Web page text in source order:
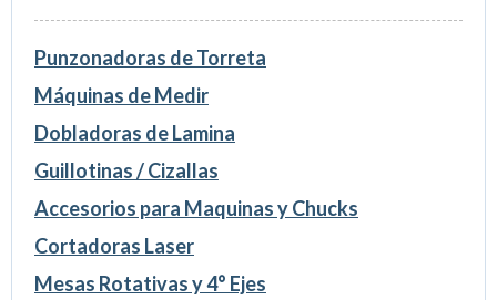
Punzonadoras de Torreta
Máquinas de Medir
Dobladoras de Lamina
Guillotinas / Cizallas
Accesorios para Maquinas y Chucks
Cortadoras Laser
Mesas Rotativas y 4° Ejes